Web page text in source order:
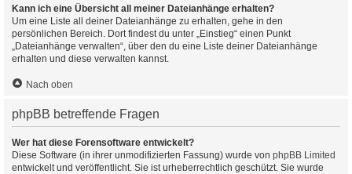
Kann ich eine Übersicht all meiner Dateianhänge erhalten?
Um eine Liste all deiner Dateianhänge zu erhalten, gehe in den
persönlichen Bereich. Dort findest du unter „Einstieg“ einen Punkt
„Dateianhänge verwalten“, über den du eine Liste deiner Dateianhänge
erhalten und diese verwalten kannst.
Nach oben
phpBB betreffende Fragen
Wer hat diese Forensoftware entwickelt?
Diese Software (in ihrer unmodifizierten Fassung) wurde von phpBB Limited
entwickelt und veröffentlicht. Sie ist urheberrechtlich geschützt. Sie wurde